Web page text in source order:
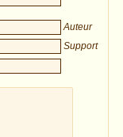
Auteur
Support